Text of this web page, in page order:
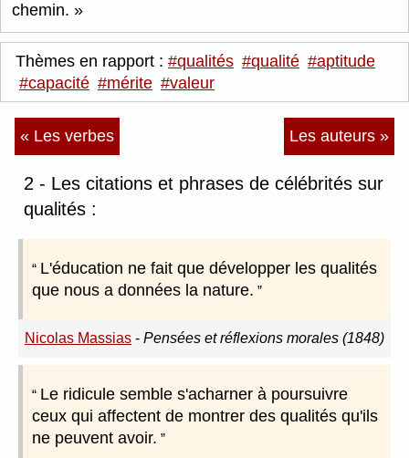
chemin.
Thèmes en rapport : #qualités #qualité #aptitude
#capacité #mérite #valeur
« Les verbes Les auteurs »
2 - Les citations et phrases de célébrités sur
qualités :
L'éducation ne fait que développer les qualités
que nous a données la nature.
Nicolas Massias - Pensées et réflexions morales (1848)
Le ridicule semble s'acharner à poursuivre
ceux qui affectent de montrer des qualités qu'ils
ne peuvent avoir.